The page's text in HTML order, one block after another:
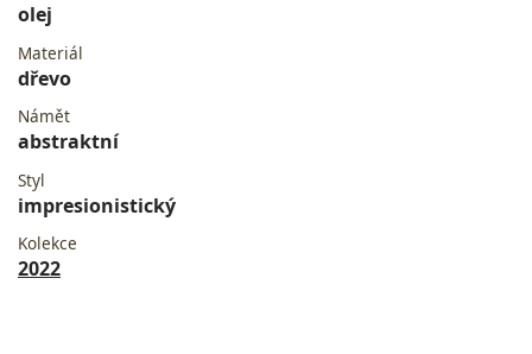
olej
Materiál
dřevo
Námět
abstraktní
Styl
impresionistický
Kolekce
2022